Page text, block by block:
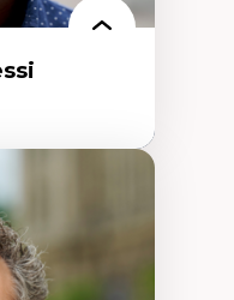
naturelles